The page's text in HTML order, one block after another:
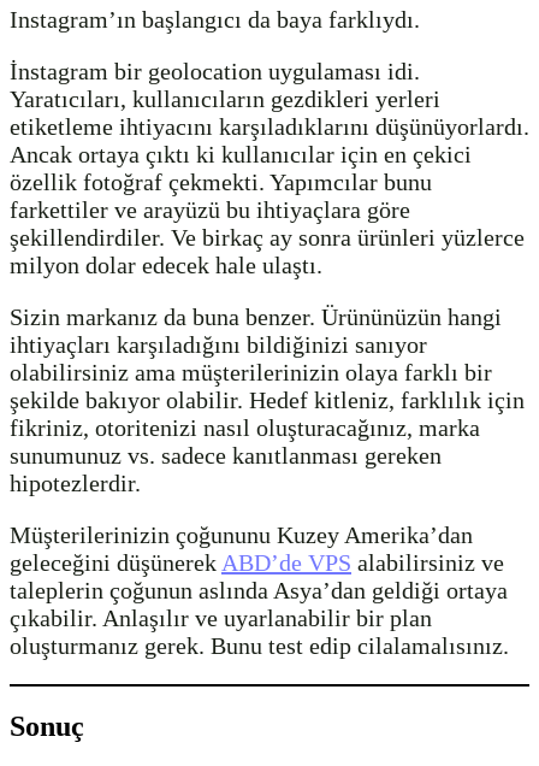
Instagram’ın başlangıcı da baya farklıydı.
İnstagram bir geolocation uygulaması idi.
Yaratıcıları, kullanıcıların gezdikleri yerleri
etiketleme ihtiyacını karşıladıklarını düşünüyorlardı.
Ancak ortaya çıktı ki kullanıcılar için en çekici
özellik fotoğraf çekmekti. Yapımcılar bunu
farkettiler ve arayüzü bu ihtiyaçlara göre
şekillendirdiler. Ve birkaç ay sonra ürünleri yüzlerce
milyon dolar edecek hale ulaştı.
Sizin markanız da buna benzer. Ürününüzün hangi
ihtiyaçları karşıladığını bildiğinizi sanıyor
olabilirsiniz ama müşterilerinizin olaya farklı bir
şekilde bakıyor olabilir. Hedef kitleniz, farklılık için
fikriniz, otoritenizi nasıl oluşturacağınız, marka
sunumunuz vs. sadece kanıtlanması gereken
hipotezlerdir.
Müşterilerinizin çoğununu Kuzey Amerika’dan
geleceğini düşünerek ABD’de VPS alabilirsiniz ve
taleplerin çoğunun aslında Asya’dan geldiği ortaya
çıkabilir. Anlaşılır ve uyarlanabilir bir plan
oluşturmanız gerek. Bunu test edip cilalamalısınız.
Sonuç